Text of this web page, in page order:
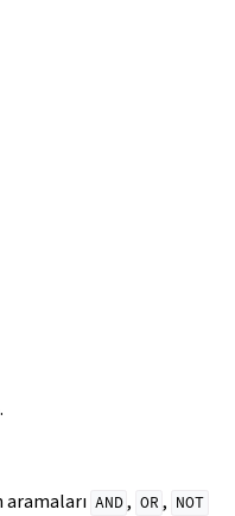
AND , OR , NOT